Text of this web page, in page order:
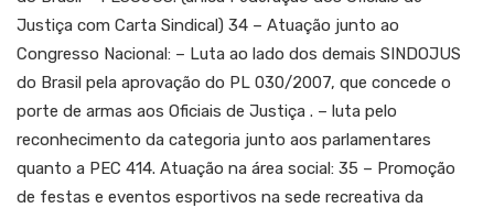
Justiça com Carta Sindical) 34 – Atuação junto ao
Congresso Nacional: – Luta ao lado dos demais SINDOJUS
do Brasil pela aprovação do PL 030/2007, que concede o
porte de armas aos Oficiais de Justiça . – luta pelo
reconhecimento da categoria junto aos parlamentares
quanto a PEC 414. Atuação na área social: 35 – Promoção
de festas e eventos esportivos na sede recreativa da